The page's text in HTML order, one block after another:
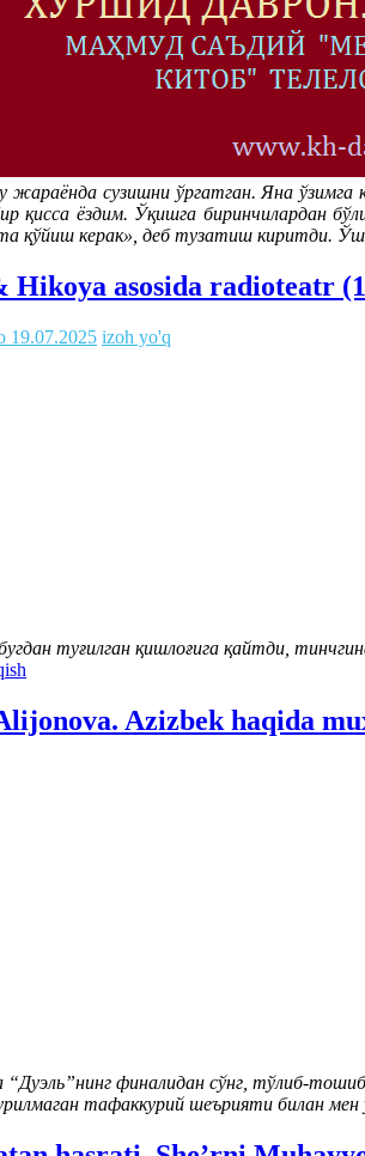
сузишни ўргатган. Яна
қисса ёздим. Ўқишга биринчилардан
қўйиш керак», деб тузатиш киритди.
asosida radioteatr
19.07.2025 izoh yo'q
туғилган қишлоғига қайтди,
Azizbek haqida
“Дуэль”нинг финалидан сўнг, тўлиб-
тафаккурий шеърияти билан мен